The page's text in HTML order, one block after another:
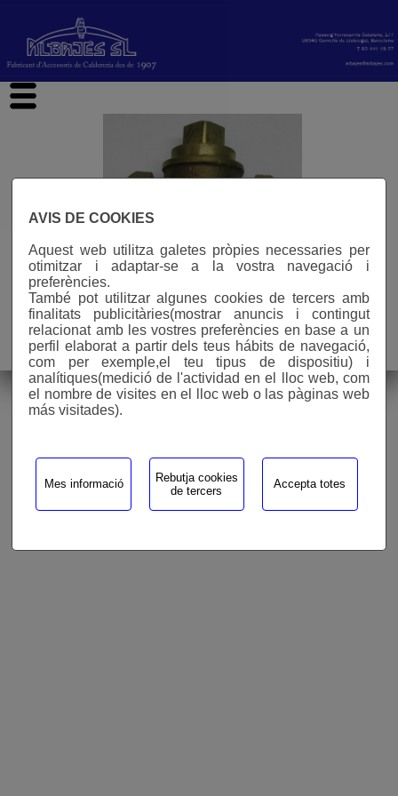
AVIS DE COOKIES
Aquest web utilitza galetes pròpies necessaries per
otimitzar i adaptar-se a la vostra navegació i
preferències.
També pot utilitzar algunes cookies de tercers amb
finalitats publicitàries(mostrar anuncis i contingut
relacionat amb les vostres preferències en base a un
perfil elaborat a partir dels teus hábits de navegació,
com per exemple,el teu tipus de dispositiu) i
analítiques(medició de l'actividad en el lloc web, com
el nombre de visites en el lloc web o las pàginas web
más visitades).
Mes informació
Rebutja cookies
de tercers
Accepta totes
Avís legal
n° visites: 588415